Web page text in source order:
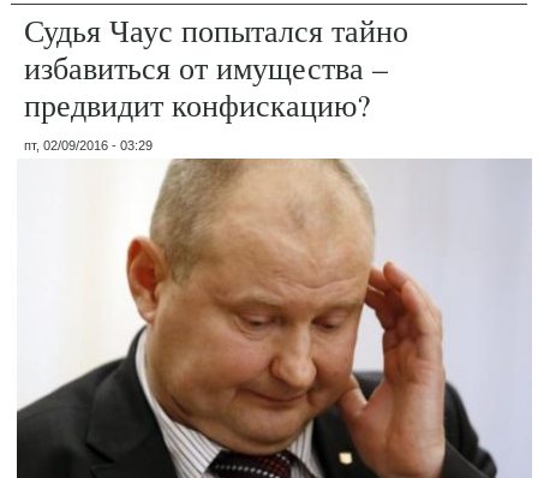
Судья Чаус попытался тайно
избавиться от имущества –
предвидит конфискацию?
пт, 02/09/2016 - 03:29